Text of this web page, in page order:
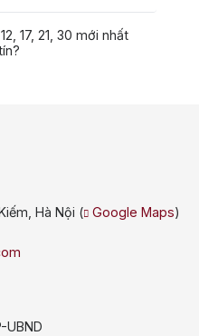
17, 21, 30 mới nhất
Hà Nội ( Google Maps)
UBND